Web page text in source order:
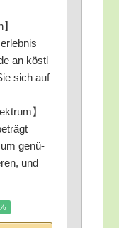
an köst­l
sich auf
】
um genü­
und